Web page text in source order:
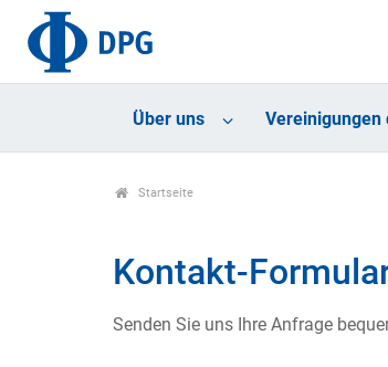
Über uns Vereinigungen
Startseite
Kontakt-
Senden Sie uns Ihre Anfrage